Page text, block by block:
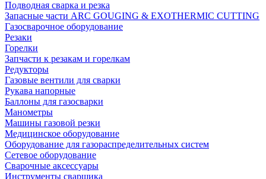
Подводная сварка и резка
Запасные части ARC GOUGING & EXOTHERMIC CUTTING
Газосварочное оборудование
Резаки
Горелки
Запчасти к резакам и горелкам
Редукторы
Газовые вентили для сварки
Рукава напорные
Баллоны для газосварки
Манометры
Машины газовой резки
Медицинское оборудование
Оборудование для газораспределительных систем
Сетевое оборудование
Сварочные аксессуары
Инструменты сварщика